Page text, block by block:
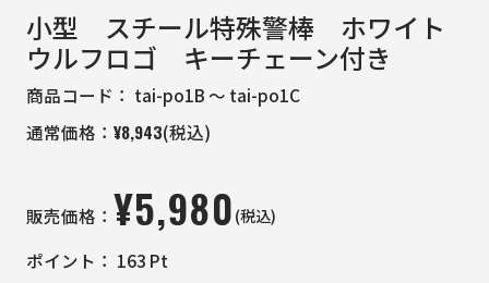
小型 スチール特殊警棒 ホワイト
ウルフロゴ キーチェーン付き
商品コード： tai-po1B ～ tai-po1C
通常価格： ¥8,943(税込)
販売価格： ¥5,980(税込)
ポイント： 163 Pt